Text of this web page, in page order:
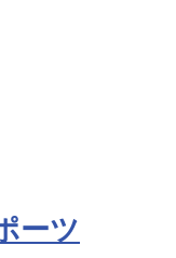
ーツ